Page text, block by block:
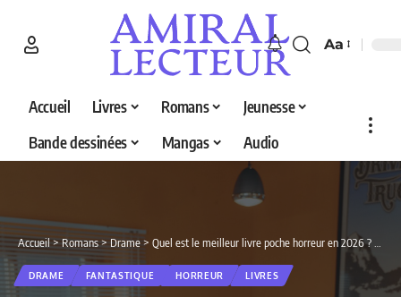
Aa
Accueil Livres Romans
Jeunesse
Bande dessinées
Mangas Audio
Accueil>Romans>Drame> Quel est le meilleur livre poche horreur en 2026 ? Découvrez nos 5 sélections
DRAME FANTASTIQUE HORREUR LIVRES